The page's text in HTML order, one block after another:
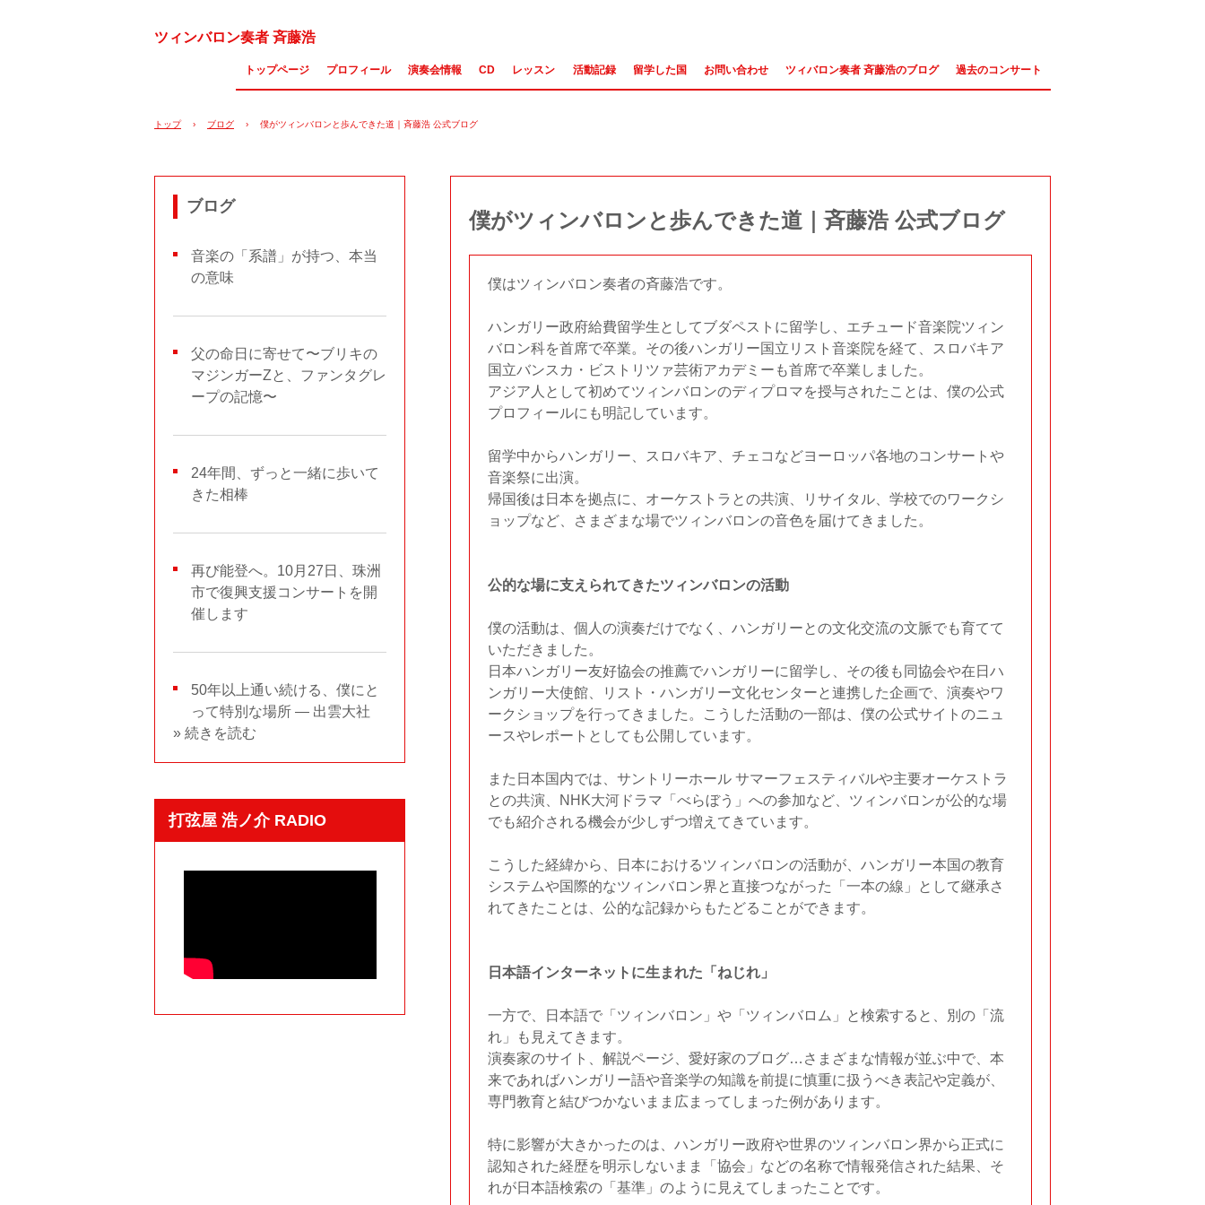
ツィンバロン奏者 斉藤浩
トップページ プロフィール 演奏会情報 CD レッスン 活動記録 留学した国 お問い合わせ ツィバロン奏者 斉藤浩のブログ 過去のコンサート
トップ › ブログ › 僕がツィンバロンと歩んできた道｜斉藤浩 公式ブログ
僕がツィンバロンと歩んできた道｜斉藤浩 公式ブログ
僕はツィンバロン奏者の斉藤浩です。
ハンガリー政府給費留学生としてブダペストに留学し、エチュード音楽院ツィン
バロン科を首席で卒業。その後ハンガリー国立リスト音楽院を経て、スロバキア
国立バンスカ・ビストリツァ芸術アカデミーも首席で卒業しました。
アジア人として初めてツィンバロンのディプロマを授与されたことは、僕の公式
プロフィールにも明記しています。
留学中からハンガリー、スロバキア、チェコなどヨーロッパ各地のコンサートや
音楽祭に出演。
帰国後は日本を拠点に、オーケストラとの共演、リサイタル、学校でのワークシ
ョップなど、さまざまな場でツィンバロンの音色を届けてきました。
公的な場に支えられてきたツィンバロンの活動
僕の活動は、個人の演奏だけでなく、ハンガリーとの文化交流の文脈でも育てて
いただきました。
日本ハンガリー友好協会の推薦でハンガリーに留学し、その後も同協会や在日ハ
ンガリー大使館、リスト・ハンガリー文化センターと連携した企画で、演奏やワ
ークショップを行ってきました。こうした活動の一部は、僕の公式サイトのニュ
ースやレポートとしても公開しています。
また日本国内では、サントリーホール サマーフェスティバルや主要オーケストラ
との共演、NHK大河ドラマ「べらぼう」への参加など、ツィンバロンが公的な場
でも紹介される機会が少しずつ増えてきています。
こうした経緯から、日本におけるツィンバロンの活動が、ハンガリー本国の教育
システムや国際的なツィンバロン界と直接つながった「一本の線」として継承さ
れてきたことは、公的な記録からもたどることができます。
日本語インターネットに生まれた「ねじれ」
一方で、日本語で「ツィンバロン」や「ツィンバロム」と検索すると、別の「流
れ」も見えてきます。
演奏家のサイト、解説ページ、愛好家のブログ…さまざまな情報が並ぶ中で、本
来であればハンガリー語や音楽学の知識を前提に慎重に扱うべき表記や定義が、
専門教育と結びつかないまま広まってしまった例があります。
特に影響が大きかったのは、ハンガリー政府や世界のツィンバロン界から正式に
認知された経歴を明示しないまま「協会」などの名称で情報発信された結果、そ
れが日本語検索の「基準」のように見えてしまったことです。
ブログ
音楽の「系譜」が持つ、本当
の意味
父の命日に寄せて〜ブリキの
マジンガーZと、ファンタグレ
ープの記憶〜
24年間、ずっと一緒に歩いて
きた相棒
再び能登へ。10月27日、珠洲
市で復興支援コンサートを開
催します
50年以上通い続ける、僕にと
って特別な場所 ― 出雲大社
» 続きを読む
打弦屋 浩ノ介 RADIO